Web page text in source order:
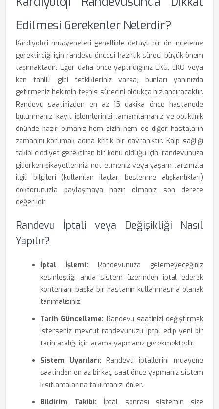
Edilmesi Gerekenler Nelerdir?
Kardiyoloji muayeneleri genellikle detaylı bir ön inceleme
gerektirdiği için randevu öncesi hazırlık süreci büyük önem
taşımaktadır. Eğer daha önce yaptırdığınız EKG, EKO veya
kan tahlili gibi tetkikleriniz varsa, bunları yanınızda
getirmeniz hekimin teşhis sürecini oldukça hızlandıracaktır.
Randevu saatinizden en az 15 dakika önce hastanede
bulunmanız, kayıt işlemlerinizi tamamlamanız ve poliklinik
önünde hazır olmanız hem sizin hem de diğer hastaların
zamanını korumak adına kritik bir davranıştır. Kalp sağlığı
takibi ciddiyet gerektiren bir konu olduğu için, randevunuza
giderken şikayetlerinizi not etmeniz veya yaşam tarzınızla
ilgili bilgileri (kullanılan ilaçlar, beslenme alışkanlıkları)
doktorunuzla paylaşmaya hazır olmanız son derece
değerlidir.
Randevu İptali veya Değişikliği Nasıl
Yapılır?
İptal İşlemi: Randevunuza gelemeyeceğiniz
kesinleştiği anda sistem üzerinden iptal ederek
kontenjanı başka bir hastanın kullanmasına olanak
tanımalısınız.
Tarih Güncelleme: Randevu saatinizi değiştirmek
isterseniz mevcut randevunuzu iptal edip yeni bir
tarih aralığı için arama yapmanız gerekmektedir.
Sistem Uyarıları: Randevu iptallerini muayene
saatinden en az birkaç saat önce yapmanız sistem
kısıtlamalarına takılmanızı önler.
Bildirim Takibi: İptal sonrası sistemin size